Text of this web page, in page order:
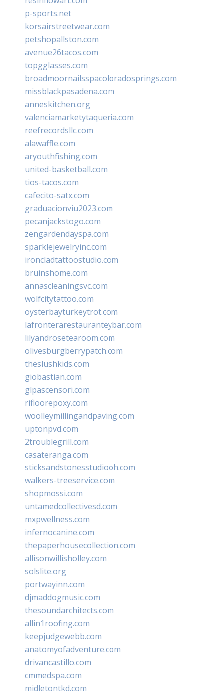
p-sports.net
korsairstreetwear.com
petshopallston.com
avenue26tacos.com
topgglasses.com
broadmoornailsspacoloradosprings.com
missblackpasadena.com
anneskitchen.org
valenciamarketytaqueria.com
reefrecordsllc.com
alawaffle.com
aryouthfishing.com
united-basketball.com
tios-tacos.com
cafecito-satx.com
graduacionviu2023.com
pecanjackstogo.com
zengardendayspa.com
sparklejewelryinc.com
ironcladtattoostudio.com
bruinshome.com
annascleaningsvc.com
wolfcitytattoo.com
oysterbayturkeytrot.com
lafronterarestauranteybar.com
lilyandrosetearoom.com
olivesburgberrypatch.com
theslushkids.com
giobastian.com
glpascensori.com
rifloorepoxy.com
woolleymillingandpaving.com
uptonpvd.com
2troublegrill.com
casateranga.com
sticksandstonesstudiooh.com
walkers-treeservice.com
shopmossi.com
untamedcollectivesd.com
mxpwellness.com
infernocanine.com
thepaperhousecollection.com
allisonwillisholley.com
solslite.org
portwayinn.com
djmaddogmusic.com
thesoundarchitects.com
allin1roofing.com
keepjudgewebb.com
anatomyofadventure.com
drivancastillo.com
cmmedspa.com
midletontkd.com